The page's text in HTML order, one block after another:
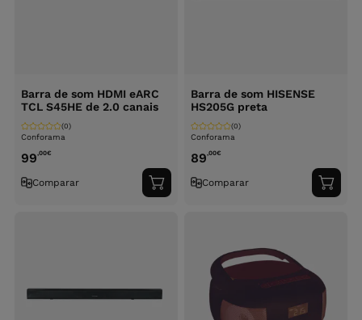
Barra de som HDMI eARC
TCL S45HE de 2.0 canais
Conforama
(0)
99,00€
Comparar
Adicionar
ao
Barra de som HISENSE
HS205G preta
Conforama
(0)
89,00€
Comparar
ao